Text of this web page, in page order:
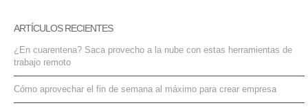
ARTÍCULOS RECIENTES
¿En cuarentena? Saca provecho a la nube con estas herramientas de
trabajo remoto
Cómo aprovechar el fin de semana al máximo para crear empresa